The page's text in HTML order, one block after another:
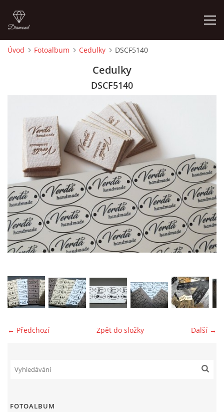
CEDULKY
MOJE POSLEDNÍ PRÁCE
jk-laguna@seznam.cz
Úvod Fotoalbum Cedulky DSCF5140
Cedulky
DSCF5140
← Předchozí Další →
Zpět do složky
FOTOALBUM